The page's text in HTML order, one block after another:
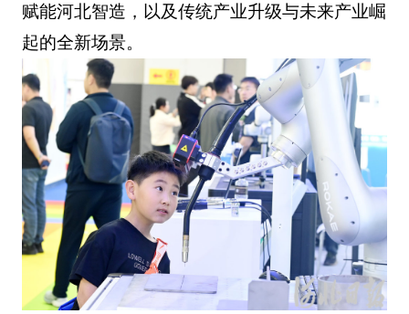
赋能河北智造，以及传统产业升级与未来产业崛
起的全新场景。